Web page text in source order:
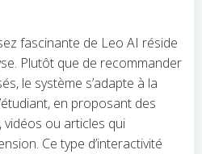
fascinante de Leo AI réside
Plutôt que de recommander
le système s’adapte à la
en proposant des
ou articles qui
Ce type d’interactivité